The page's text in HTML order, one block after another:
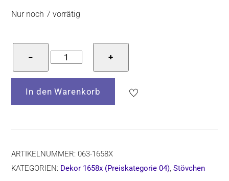
Nur noch 7 vorrätig
−
Bunzlauer
Keramik
Stövchen,
Form
063,
Menge
+
In den Warenkorb
ARTIKELNUMMER:063-1658X
KATEGORIEN: Dekor 1658x (Preiskategorie 04),Stövchen